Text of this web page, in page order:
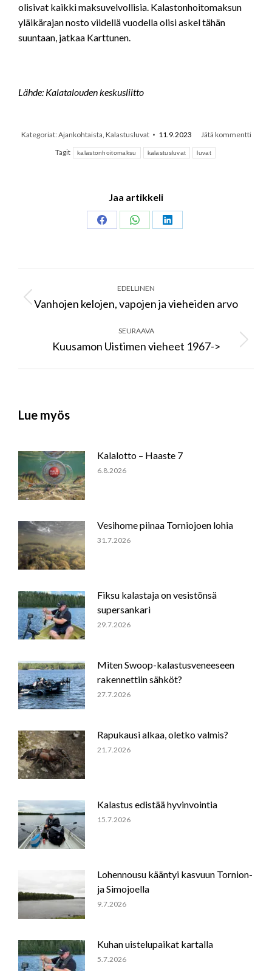
olisivat kaikki maksuvelvollisia. Kalastonhoitomaksun
yläikärajan nosto viidellä vuodella olisi askel tähän
suuntaan, jatkaa Karttunen.
Lähde: Kalatalouden keskusliitto
Kategoriat:Ajankohtaista Kalastusluvat 11.9.2023
Jätä kommentti
Tagit
kalastonhoitomaksu kalastusluvat luvat
Jaa artikkeli
Share
Share
Share
Post
navigation
EDELLINEN
Previous
Vanhojen kelojen, vapojen ja vieheiden arvo
SEURAAVA
Next
Kuusamon Uistimen vieheet 1967->
Lue myös
Kalalotto – Haaste 7
6.8.2026
Vesihome piinaa Torniojoen lohia
31.7.2026
Fiksu kalastaja on vesistönsä
supersankari
29.7.2026
Miten Swoop-kalastusveneeseen
rakennettiin sähköt?
27.7.2026
Rapukausi alkaa, oletko valmis?
21.7.2026
Kalastus edistää hyvinvointia
15.7.2026
Lohennousu kääntyi kasvuun Tornion-
ja Simojoella
9.7.2026
Kuhan uistelupaikat kartalla
5.7.2026